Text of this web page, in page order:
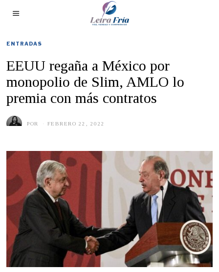
ENTRADAS
EEUU regaña a México por
monopolio de Slim, AMLO lo
premia con más contratos
POR FEBRERO 22, 2022
E